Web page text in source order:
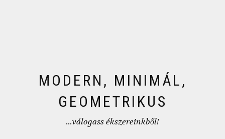
MODERN, MINIMÁL,
GEOMETRIKUS
...válogass ékszereinkből!